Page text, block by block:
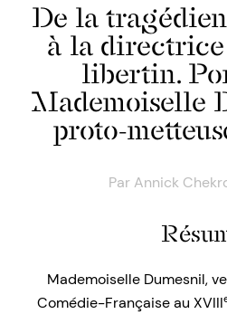
De la
à la
libertin.
Mademoiselle
proto-
Par Annick
Mademoiselle Dumesnil,
Comédie-Française au XVIII